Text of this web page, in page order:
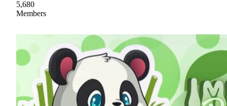
5,680
Members